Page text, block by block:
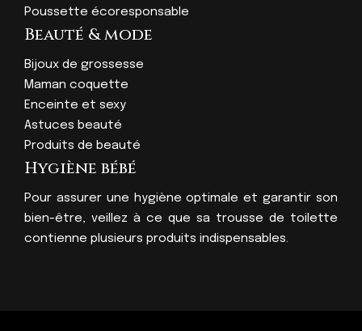
Poussette écoresponsable
Beauté & mode
Bijoux de grossesse
Maman coquette
Enceinte et sexy
Astuces beauté
Produits de beauté
Hygiène bébé
Pour assurer une hygiène optimale et garantir son
bien-être, veillez à ce que sa trousse de toilette
contienne plusieurs produits indispensables.